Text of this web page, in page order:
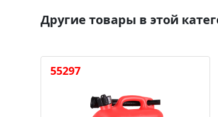
Другие товары в этой
55297